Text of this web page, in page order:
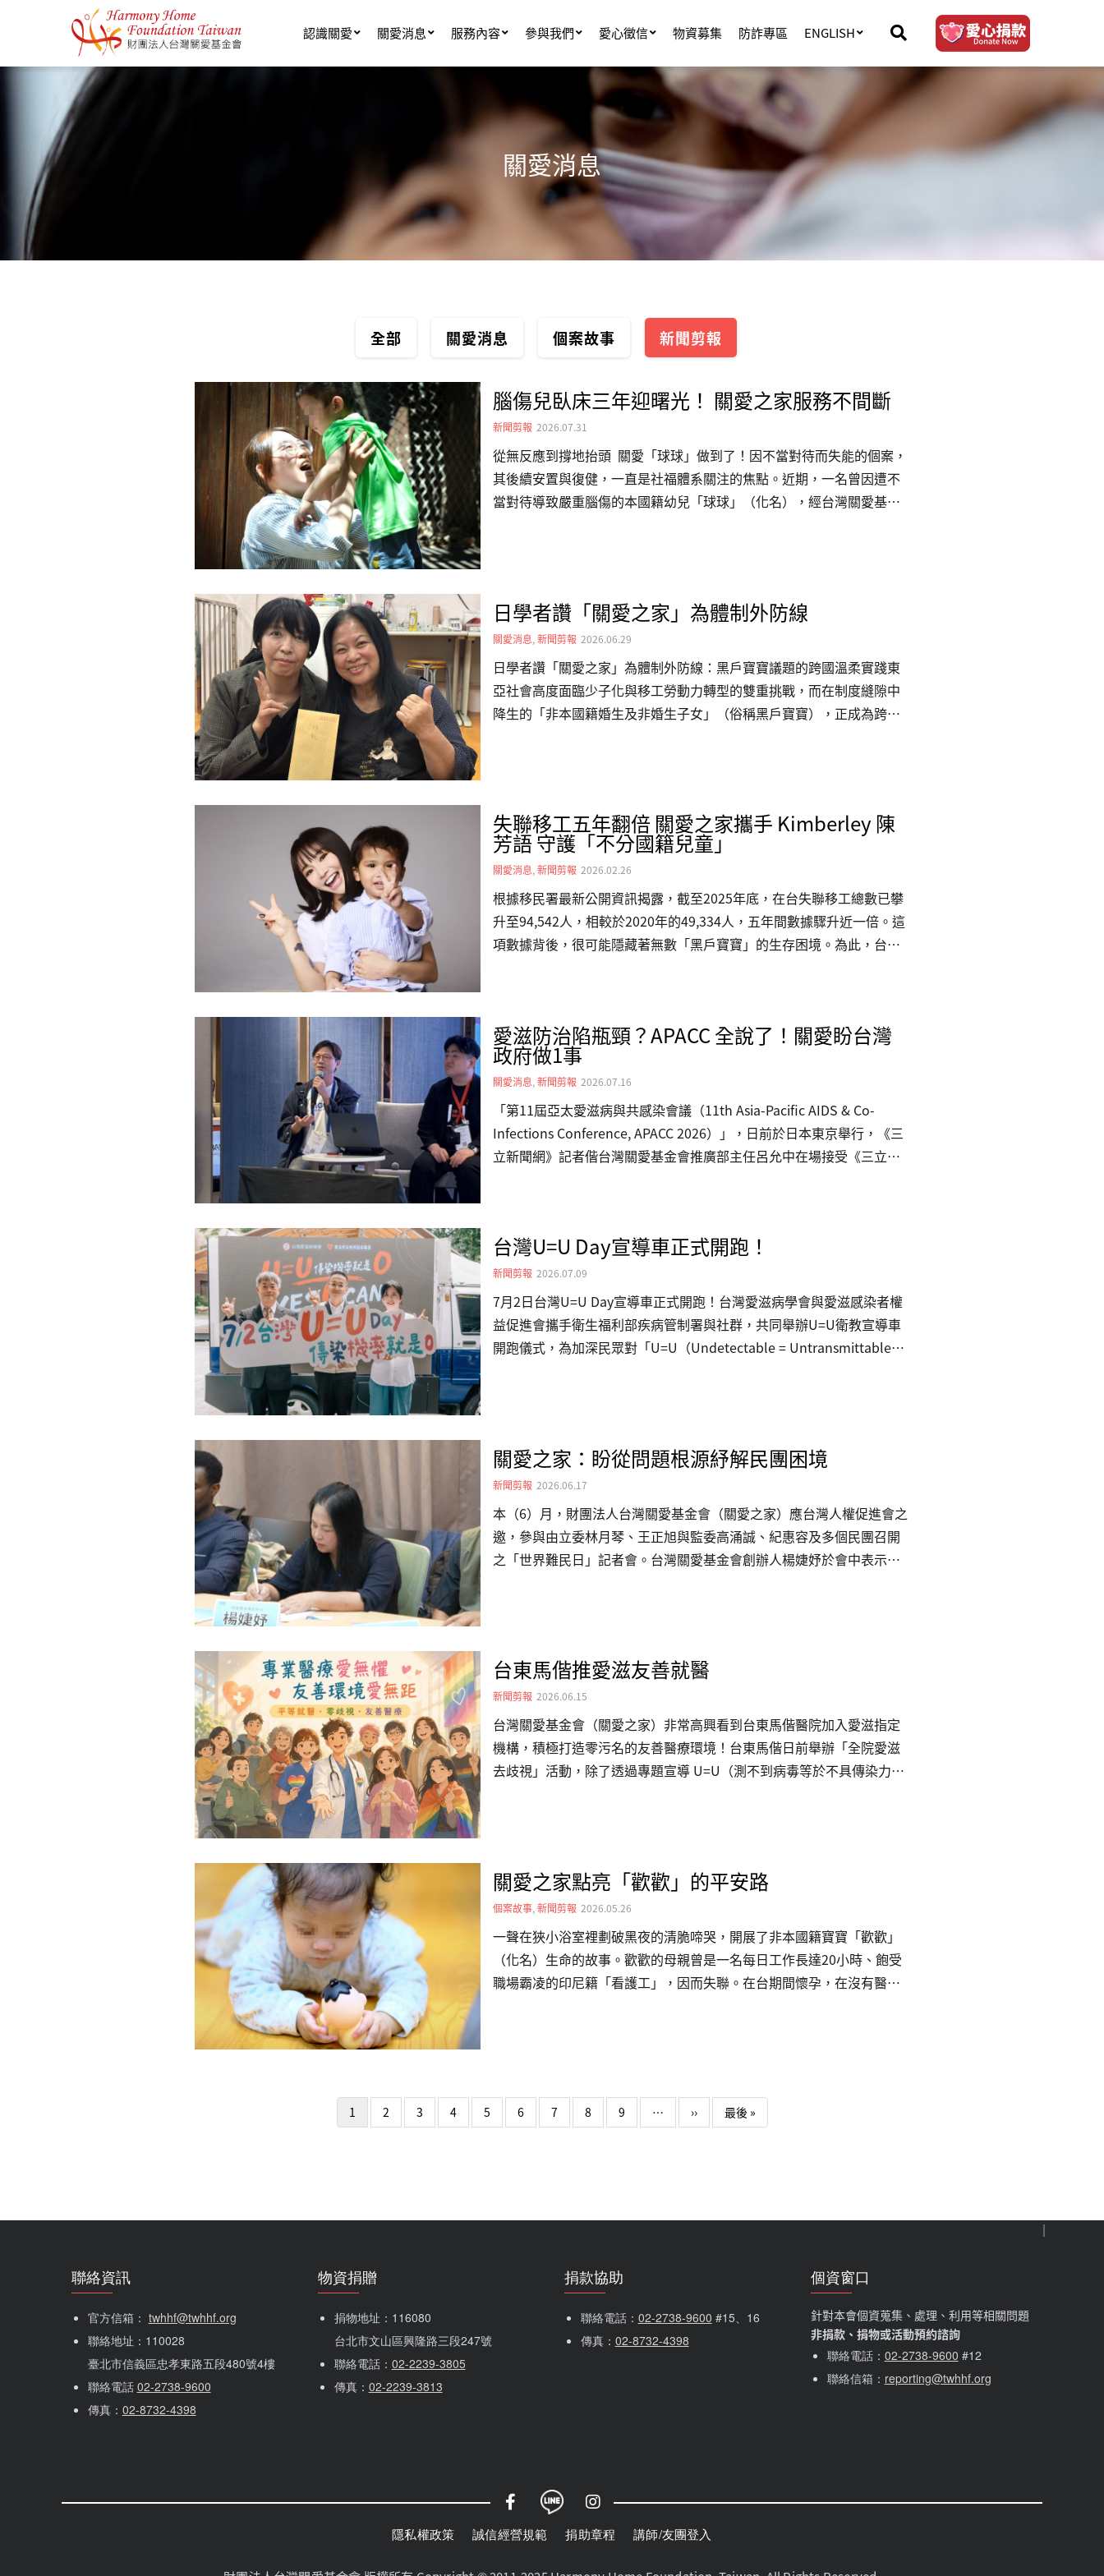
認識關愛 關愛消息 服務內容 參與我們 愛心徵信 物資募集 防詐專區 ENGLISH
關愛消息
全部 關愛消息 個案故事 新聞剪報
腦傷兒臥床三年迎曙光！ 關愛之家服務不間斷
新聞剪報 2026.07.31
從無反應到撐地抬頭 關愛「球球」做到了！因不當對待而失能的個案，
其後續安置與復健，一直是社福體系關注的焦點。近期，一名曾因遭不
當對待導致嚴重腦傷的本國籍幼兒「球球」（化名），經台灣關愛基金
乏對外連結的能力，不會翻身、極少發出聲音，多數時間只能靜靜躺在
床上。照顧團隊隨即連結外部資源，為其規劃個人化的早期療育計畫，
結合物理、語言及職能治療，…
日學者讚「關愛之家」為體制外防線
關愛消息, 新聞剪報 2026.06.29
日學者讚「關愛之家」為體制外防線：黑戶寶寶議題的跨國溫柔實踐東
亞社會高度面臨少子化與移工勞動力轉型的雙重挑戰，而在制度縫隙中
降生的「非本國籍婚生及非婚生子女」（俗稱黑戶寶寶），正成為跨國
全日型照顧計畫」，讓孩子們擁有值得的未來。 更多新聞請見：三立新
聞網、自由電子報、中時新聞網、CTWANT、yahoo新聞（台灣新生報
轉載）、…
失聯移工五年翻倍 關愛之家攜手 Kimberley 陳
芳語 守護「不分國籍兒童」
關愛消息, 新聞剪報 2026.02.26
根據移民署最新公開資訊揭露，截至2025年底，在台失聯移工總數已攀
升至94,542人，相較於2020年的49,334人，五年間數據驟升近一倍。這
項數據背後，很可能隱藏著無數「黑戶寶寶」的生存困境。為此，台灣
利。在台灣關愛基金會受助的孩子中，現年3歲的印尼籍男孩「海軍」
（化名）便是典型個案。海軍媽媽懷胎時，父親已被遣返回國，身為失
聯移工的她，在印尼家鄉仍有年邁父母需撫養，經濟壓力極其沉重。求
助無援之際…
愛滋防治陷瓶頸？APACC 全說了！關愛盼台灣
政府做1事
關愛消息, 新聞剪報 2026.07.16
「第11屆亞太愛滋病與共感染會議（11th Asia-Pacific AIDS & Co-
Infections Conference, APACC 2026）」，日前於日本東京舉行，《三
立新聞網》記者偕台灣關愛基金會推廣部主任呂允中在場接受《三立新
工婦女及其子女的照顧服務。首日議程中包括「在轉型時期重新思考全
球愛滋病應對措施」、「抗愛滋病毒藥物傳遞方式：創新與真實世界證
據」等議題。…
台灣U=U Day宣導車正式開跑！
新聞剪報 2026.07.09
7月2日台灣U=U Day宣導車正式開跑！台灣愛滋病學會與愛滋感染者權
益促進會攜手衛生福利部疾病管制署與社群，共同舉辦U=U衛教宣導車
開跑儀式，為加深民眾對「U=U（Undetectable = Untransmittable，
系與既有同溫層。影片由「U」默大師沈玉琳、啦啦隊女神林襄及網紅
老喬同台競逐，…
關愛之家：盼從問題根源紓解民團困境
新聞剪報 2026.06.17
本（6）月，財團法人台灣關愛基金會（關愛之家）應台灣人權促進會之
邀，參與由立委林月琴、王正旭與監委高涌誠、紀惠容及多個民團召開
之「世界難民日」記者會。台灣關愛基金會創辦人楊婕妤於會中表示，
力，便可能陷入絕境。長期以來，關愛的照顧工作主要仰賴民間與社會
捐助支撐，但資源有限，難以長久承擔，因此呼籲政府正視制度缺口，
建立基本的人道援助與庇護支持機制，…
台東馬偕推愛滋友善就醫
新聞剪報 2026.06.15
台灣關愛基金會（關愛之家）非常高興看到台東馬偕醫院加入愛滋指定
機構，積極打造零污名的友善醫療環境！台東馬偕日前舉辦「全院愛滋
去歧視」活動，除了透過專題宣導 U=U（測不到病毒等於不具傳染力）
手同行，消弭多元性別與疾病的標籤，讓每位來到醫院的朋友，都能享
有平等、尊嚴且溫暖的就醫權益。新聞正文：取自台東最速報 醫院
是一個救人的地方，…
關愛之家點亮「歡歡」的平安路
個案故事, 新聞剪報 2026.05.26
一聲在狹小浴室裡劃破黑夜的清脆啼哭，開展了非本國籍寶寶「歡歡」
（化名）生命的故事。歡歡的母親曾是一名每日工作長達20小時、飽受
職場霸凌的印尼籍「看護工」，因而失聯。在台期間懷孕，在沒有醫療
漫長且高壓的工作環境。在擔任家庭照護工期間，她每日清晨六點便需
起床操持家務，直到凌晨兩點才能躺下，更長期忍受雇主羞辱與霸凌。
1 2 3 4 5 6 7 8 9 … ››下一頁最後 »Last page
聯絡資訊
官方信箱： twhhf@twhhf.org
聯絡地址：110028
臺北市信義區忠孝東路五段480號4樓
聯絡電話 02-2738-9600
傳真： 02-8732-4398
物資捐贈
捐物地址：116080
台北市文山區興隆路三段247號
聯絡電話： 02-2239-3805
傳真： 02-2239-3813
捐款協助
聯絡電話： 02-2738-9600 #15、16
傳真： 02-8732-4398
個資窗口
針對本會個資蒐集、處理、利用等相關問題
非捐款、捐物或活動預約諮詢
聯絡電話： 02-2738-9600 #12
聯絡信箱： reporting@twhhf.org
社群選單
隱私權政策 誠信經營規範 捐助章程 講師/友團登入